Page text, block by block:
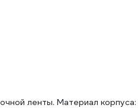
ленты. Материал корпуса: